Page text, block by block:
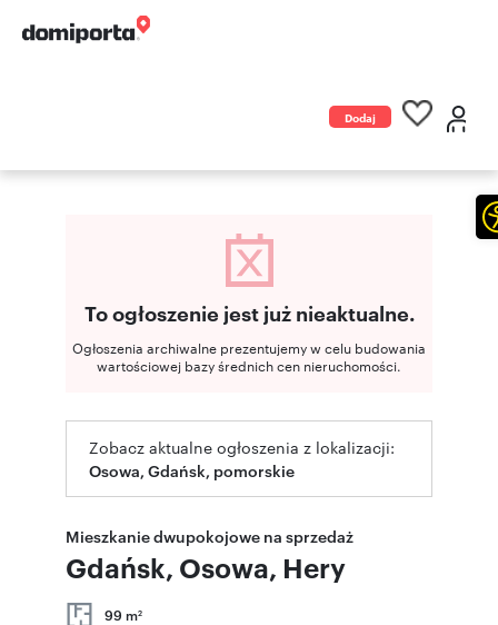
Dodaj
To ogłoszenie jest już nieaktualne.
Ogłoszenia archiwalne prezentujemy w celu budowania
wartościowej bazy średnich cen nieruchomości.
Zobacz aktualne ogłoszenia z lokalizacji:
Osowa, Gdańsk, pomorskie
Mieszkanie dwupokojowe na sprzedaż
Gdańsk, Osowa, Hery
99 m2